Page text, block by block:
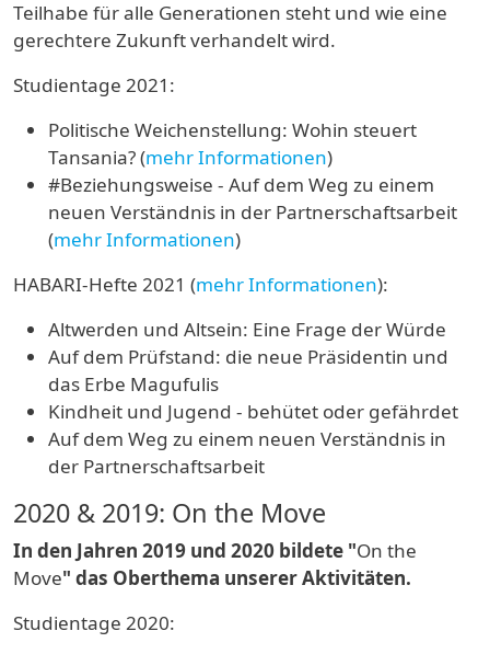
Teilhabe für alle Generationen steht und wie eine
gerechtere Zukunft verhandelt wird.
Studientage 2021:
Politische Weichenstellung: Wohin steuert
Tansania? (mehr Informationen)
#Beziehungsweise - Auf dem Weg zu einem
neuen Verständnis in der Partnerschaftsarbeit
(mehr Informationen)
HABARI-Hefte 2021 (mehr Informationen):
Altwerden und Altsein: Eine Frage der Würde
Auf dem Prüfstand: die neue Präsidentin und
das Erbe Magufulis
Kindheit und Jugend - behütet oder gefährdet
Auf dem Weg zu einem neuen Verständnis in
der Partnerschaftsarbeit
2020 & 2019: On the Move
In den Jahren 2019 und 2020 bildete "On the
Move" das Oberthema unserer Aktivitäten.
Studientage 2020: